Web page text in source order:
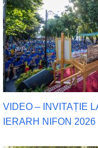
VIDEO – INVITAȚIE
IERARH NIFON 2026